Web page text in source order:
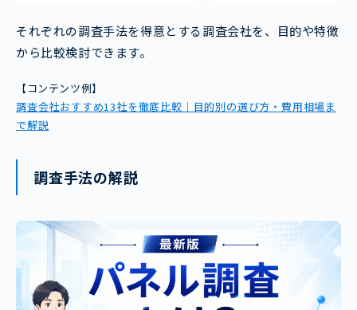
それぞれの調査手法を得意とする調査会社を、目的や特徴
から比較検討できます。
【コンテンツ例】
調査会社おすすめ13社を徹底比較｜目的別の選び方・費用相場ま
で解説
調査手法の解説